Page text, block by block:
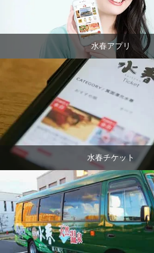
水春アプリ
水春チケット